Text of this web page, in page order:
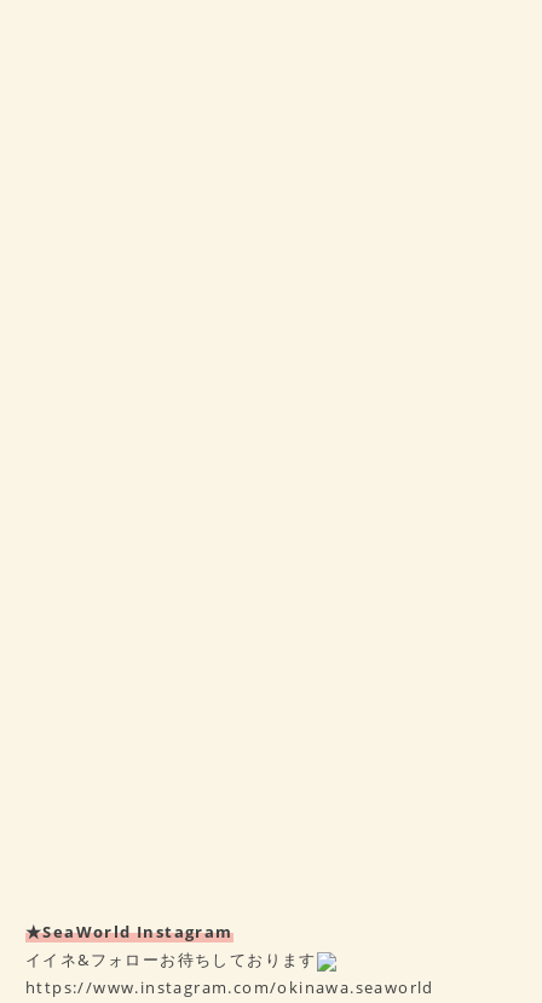
★SeaWorld Instagram
イイネ&フォローお待ちしております
https://www.instagram.com/okinawa.seaworld